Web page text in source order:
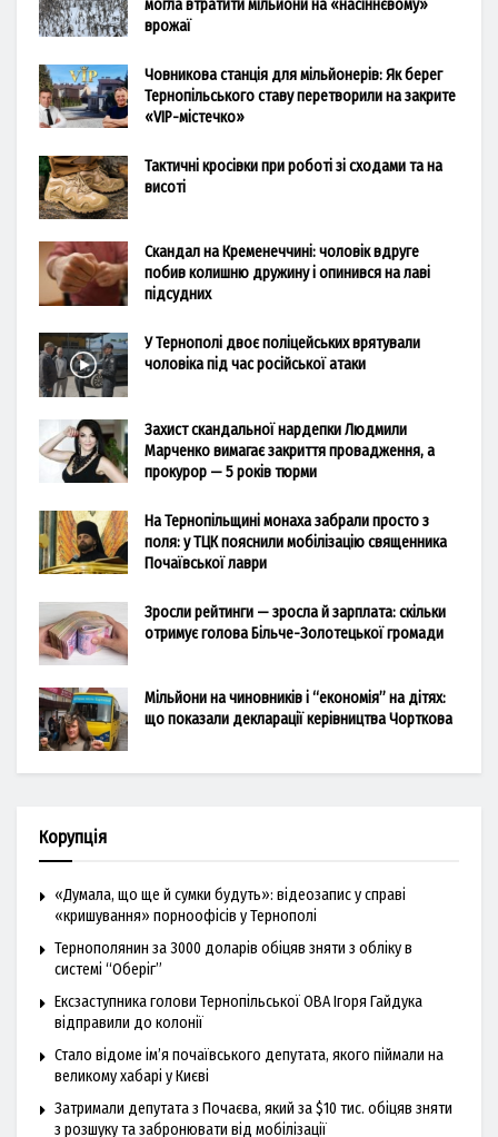
могла втратити мільйони на «насіннєвому»
врожаї
Човникова станція для мільйонерів: Як берег
Тернопільського ставу перетворили на закрите
«VIP-містечко»
Тактичні кросівки при роботі зі сходами та на
висоті
Скандал на Кременеччині: чоловік вдруге
побив колишню дружину і опинився на лаві
підсудних
У Тернополі двоє поліцейських врятували
чоловіка під час російської атаки
Захист скандальної нардепки Людмили
Марченко вимагає закриття провадження, а
прокурор — 5 років тюрми
На Тернопільщині монаха забрали просто з
поля: у ТЦК пояснили мобілізацію священника
Почаївської лаври
Зросли рейтинги — зросла й зарплата: скільки
отримує голова Більче-Золотецької громади
Мільйони на чиновників і “економія” на дітях:
що показали декларації керівництва Чорткова
Корупція
«Думала, що ще й сумки будуть»: відеозапис у справі
«кришування» порноофісів у Тернополі
Тернополянин за 3000 доларів обіцяв зняти з обліку в
системі “Оберіг”
Ексзаступника голови Тернопільської ОВА Ігоря Гайдука
відправили до колонії
Стало відоме ім’я почаївського депутата, якого піймали на
великому хабарі у Києві
Затримали депутата з Почаєва, який за $10 тис. обіцяв зняти
з розшуку та забронювати від мобілізації